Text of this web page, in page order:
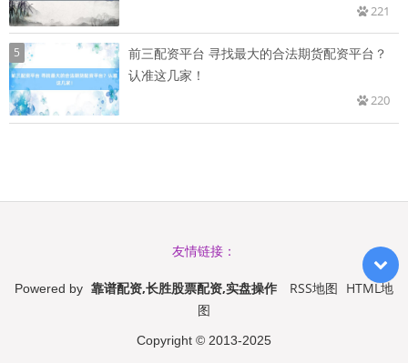
221
5
前三配资平台 寻找最大的合法期货配资平台？
认准这几家！
220
友情链接：
Powered by 靠谱配资,长胜股票配资,实盘操作 RSS地图 HTML地
图
Copyright © 2013-2025